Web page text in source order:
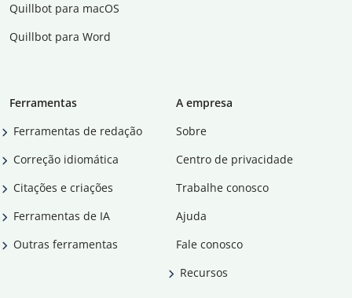
Quillbot para macOS
Quillbot para Word
Ferramentas
Ferramentas de redação
Correção idiomática
Citações e criações
Ferramentas de IA
Outras ferramentas
A empresa
Sobre
Centro de privacidade
Trabalhe conosco
Ajuda
Fale conosco
Recursos